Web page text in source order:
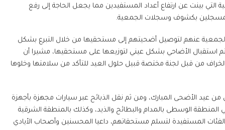
التي بينت عن ارتفاع أعداد المستفيدين مما يجعل الحاجة إلى رفع
بكشوف وسجلات الجمعية.
الجمعية عنهم لتوصيل أضحيتهم إلى مستحقيها من خلال التبرع بشكل
600 درهم للأضحية الواحدة، كما يتم استقبال الأضاحي بشكل عيني لتوزيعها على مستحقيها، مشيرا أن
من قبل لجنة مختصة قبيل حلول العيد للتأكد من سلامتها وخلوها
من عيد الأضحى المبارك، ومن ثم نقل الذبائح عبر سيارات مجهزة بأجهزة
المنطقة الوسطى بالمدام والبطائح والذيد، وكذلك بالمنطقة الشرقية
المستفيدة لتسلم مستحقاتهم، داعيا المحسنين وأصحاب الأيادي